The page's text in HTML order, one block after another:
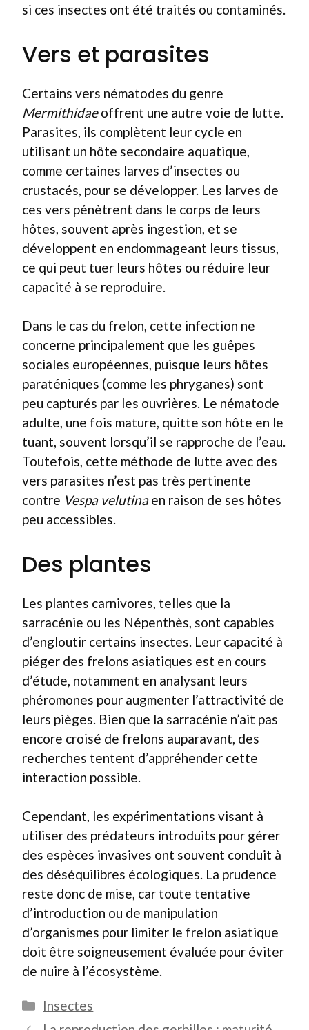
si ces insectes ont été traités ou contaminés.
Vers et parasites
Certains vers nématodes du genre
Mermithidaeoffrent une autre voie de lutte.
Parasites, ils complètent leur cycle en
utilisant un hôte secondaire aquatique,
comme certaines larves d’insectes ou
crustacés, pour se développer. Les larves de
ces vers pénètrent dans le corps de leurs
hôtes, souvent après ingestion, et se
développent en endommageant leurs tissus,
ce qui peut tuer leurs hôtes ou réduire leur
capacité à se reproduire.
Dans le cas du frelon, cette infection ne
concerne principalement que les guêpes
sociales européennes, puisque leurs hôtes
paraténiques (comme les phryganes) sont
peu capturés par les ouvrières. Le nématode
adulte, une fois mature, quitte son hôte en le
tuant, souvent lorsqu’il se rapproche de l’eau.
Toutefois, cette méthode de lutte avec des
vers parasites n’est pas très pertinente
contre Vespa velutinaen raison de ses hôtes
peu accessibles.
Des plantes
Les plantes carnivores, telles que la
sarracénie ou les Népenthès, sont capables
d’engloutir certains insectes. Leur capacité à
piéger des frelons asiatiques est en cours
d’étude, notamment en analysant leurs
phéromones pour augmenter l’attractivité de
leurs pièges. Bien que la sarracénie n’ait pas
encore croisé de frelons auparavant, des
recherches tentent d’appréhender cette
interaction possible.
Cependant, les expérimentations visant à
utiliser des prédateurs introduits pour gérer
des espèces invasives ont souvent conduit à
des déséquilibres écologiques. La prudence
reste donc de mise, car toute tentative
d’introduction ou de manipulation
d’organismes pour limiter le frelon asiatique
doit être soigneusement évaluée pour éviter
de nuire à l’écosystème.
Catégories
Insectes